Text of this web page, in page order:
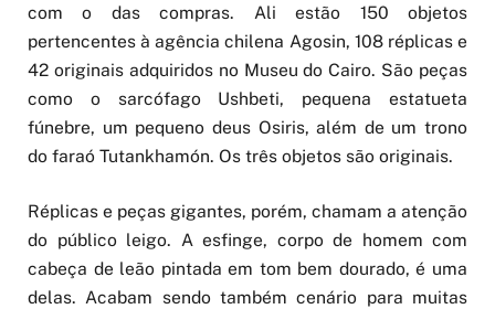
com o das compras. Ali estão 150 objetos
pertencentes à agência chilena Agosin, 108 réplicas e
42 originais adquiridos no Museu do Cairo. São peças
como o sarcófago Ushbeti, pequena estatueta
fúnebre, um pequeno deus Osiris, além de um trono
do faraó Tutankhamón. Os três objetos são originais.
Réplicas e peças gigantes, porém, chamam a atenção
do público leigo. A esfinge, corpo de homem com
cabeça de leão pintada em tom bem dourado, é uma
delas. Acabam sendo também cenário para muitas